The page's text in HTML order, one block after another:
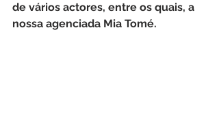
de vários actores, entre os quais, a
nossa agenciada Mia Tomé.